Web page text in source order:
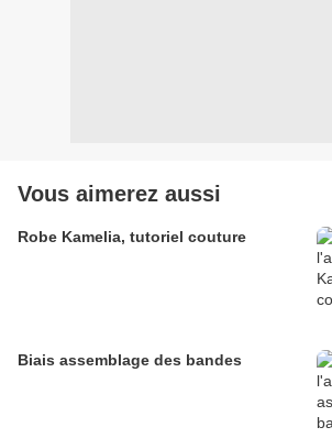
Vous aimerez aussi
Robe Kamelia, tutoriel couture
Biais assemblage des bandes